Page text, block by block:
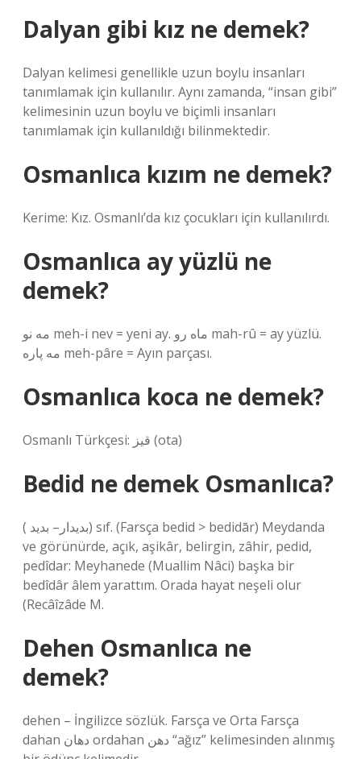
Dalyan gibi kız ne demek?
Dalyan kelimesi genellikle uzun boylu insanları
tanımlamak için kullanılır. Aynı zamanda, “insan gibi”
kelimesinin uzun boylu ve biçimli insanları
tanımlamak için kullanıldığı bilinmektedir.
Osmanlıca kızım ne demek?
Kerime: Kız. Osmanlı’da kız çocukları için kullanılırdı.
Osmanlıca ay yüzlü ne
demek?
مه نو meh-i nev = yeni ay. ماه رو mah-rû = ay yüzlü.
مه پاره meh-pâre = Ayın parçası.
Osmanlıca koca ne demek?
Osmanlı Türkçesi: قیز‎ (ota)
Bedid ne demek Osmanlıca?
( ﺑﺪﻳﺪﺍﺭ– ﺑﺪﻳﺪ) sıf. (Farsça bedіd > bedіdār) Meydanda
ve görünürde, açık, aşikâr, belirgin, zâhir, pedid,
pedîdar: Meyhanede (Muallim Nâci) başka bir
bedîdâr âlem yarattım. Orada hayat neşeli olur
(Recâîzâde M.
Dehen Osmanlıca ne
demek?
dehen – İngilizce sözlük. Farsça ve Orta Farsça
dahan دهان ordahan دهن “ağız” kelimesinden alınmış